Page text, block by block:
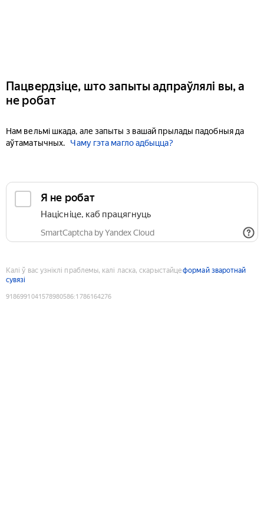
Пацвердзіце, што запыты адпраўлялі вы, а
не робат
Нам вельмі шкада, але запыты з вашай прылады падобныя да
аўтаматычных.
Чаму гэта магло адбыцца?
Я не робат
Націсніце, каб працягнуць
SmartCaptcha by Yandex Cloud
Калі ў вас узніклі праблемы, калі ласка, скарыстайцеформай зваротнай
сувязі
9186991041578980586:1786164276